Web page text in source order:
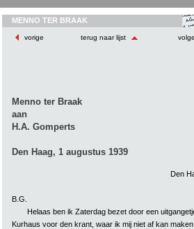
MENNO TER BRAAK
vorige terug naar lijst
Menno ter Braak
aan
H.A. Gomperts
Den Haag, 1 augustus 1939
Den
B.G.
Helaas ben ik Zaterdag bezet door een
Kurhaus voor den krant, waar ik mij niet af kan